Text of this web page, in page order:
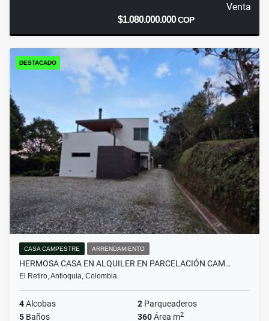
Venta
$1.080.000.000COP
DESTACADO
CASA CAMPESTRE ARRENDAMIENTO
HERMOSA CASA EN ALQUILER EN PARCELACIÓN CAM…
El Retiro, Antioquia, Colombia
4Alcobas 2 Parqueaderos
5 Baños 360Área m2